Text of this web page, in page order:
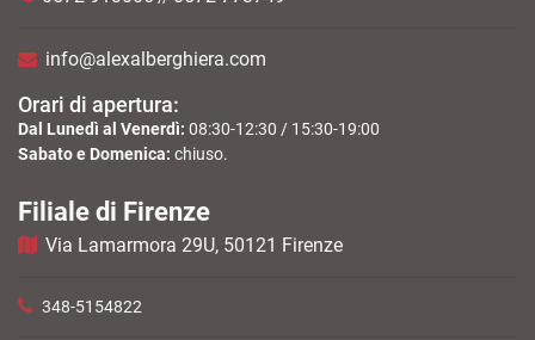
info@alexalberghiera.com
Orari di apertura:
Dal Lunedì al Venerdì: 08:30-12:30 / 15:30-19:00
Sabato e Domenica: chiuso.
Filiale di Firenze
Via Lamarmora 29U, 50121 Firenze
348-5154822